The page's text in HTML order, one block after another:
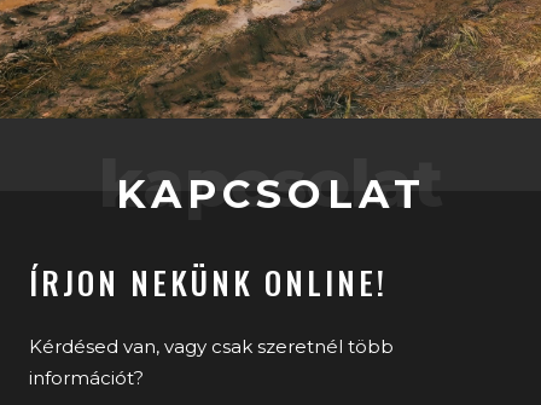
KAPCSOLAT
kapcsolat
ÍRJON NEKÜNK ONLINE!
Kérdésed van, vagy csak szeretnél több
információt?